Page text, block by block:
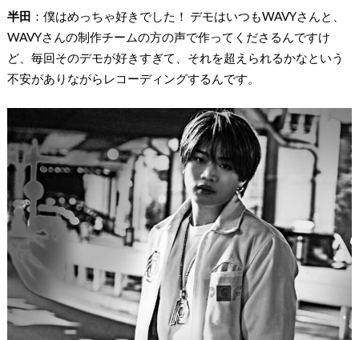
半田 ：僕はめっちゃ好きでした！ デモはいつもWAVYさんと、
WAVYさんの制作チームの方の声で作ってくださるんですけ
ど、毎回そのデモが好きすぎて、それを超えられるかなという
不安がありながらレコーディングするんです。